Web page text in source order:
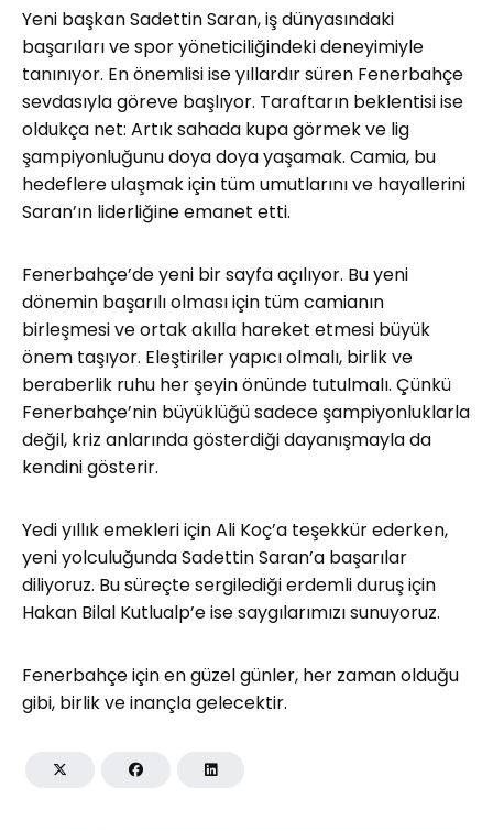
Yeni başkan Sadettin Saran, iş dünyasındaki
başarıları ve spor yöneticiliğindeki deneyimiyle
tanınıyor. En önemlisi ise yıllardır süren Fenerbahçe
sevdasıyla göreve başlıyor. Taraftarın beklentisi ise
oldukça net: Artık sahada kupa görmek ve lig
şampiyonluğunu doya doya yaşamak. Camia, bu
hedeflere ulaşmak için tüm umutlarını ve hayallerini
Saran’ın liderliğine emanet etti.
Fenerbahçe’de yeni bir sayfa açılıyor. Bu yeni
dönemin başarılı olması için tüm camianın
birleşmesi ve ortak akılla hareket etmesi büyük
önem taşıyor. Eleştiriler yapıcı olmalı, birlik ve
beraberlik ruhu her şeyin önünde tutulmalı. Çünkü
Fenerbahçe’nin büyüklüğü sadece şampiyonluklarla
değil, kriz anlarında gösterdiği dayanışmayla da
kendini gösterir.
Yedi yıllık emekleri için Ali Koç’a teşekkür ederken,
yeni yolculuğunda Sadettin Saran’a başarılar
diliyoruz. Bu süreçte sergilediği erdemli duruş için
Hakan Bilal Kutlualp’e ise saygılarımızı sunuyoruz.
Fenerbahçe için en güzel günler, her zaman olduğu
gibi, birlik ve inançla gelecektir.